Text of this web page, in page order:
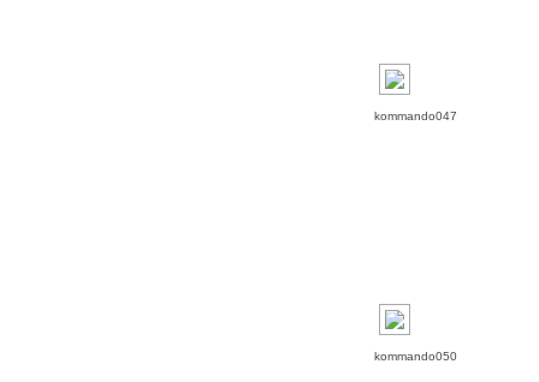
kommando047
kommando050